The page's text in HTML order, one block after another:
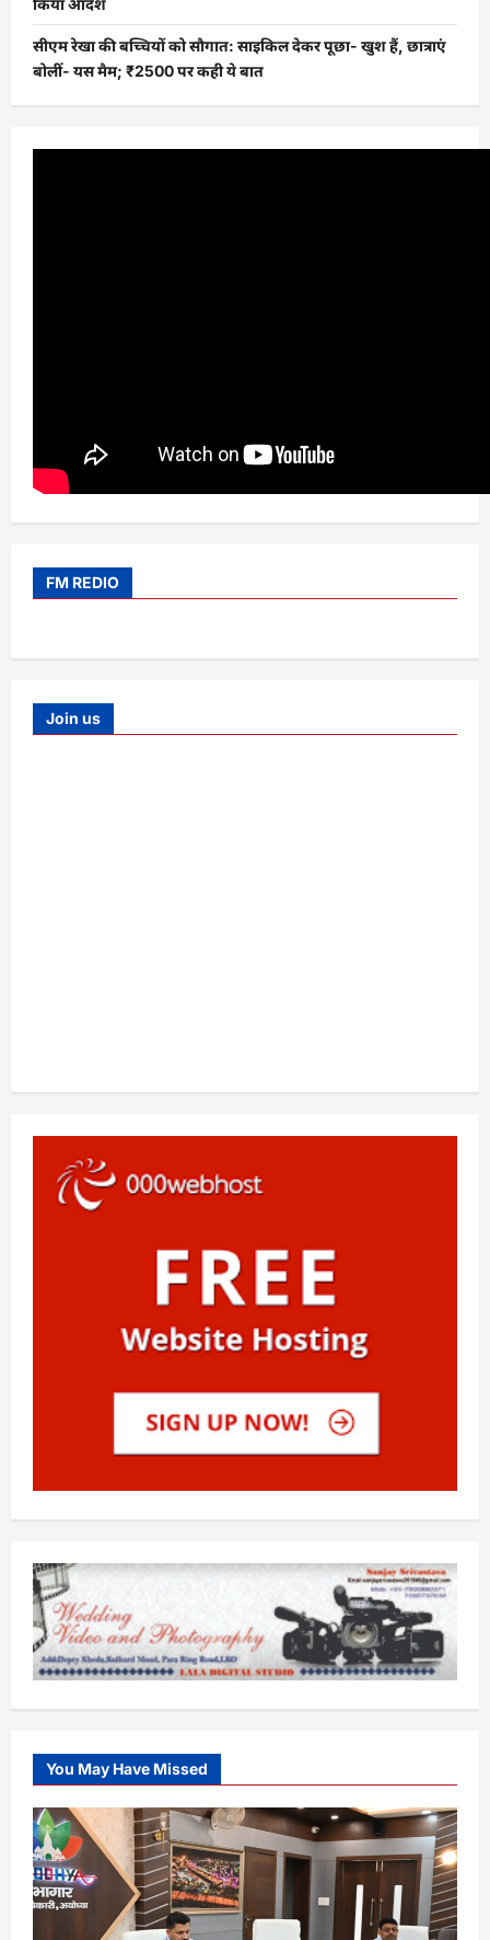
किया आदेश
सीएम रेखा की बच्चियों को सौगात: साइकिल देकर पूछा- खुश हैं, छात्राएं
बोलीं- यस मैम; ₹2500 पर कही ये बात
FM REDIO
Join us
You May Have Missed